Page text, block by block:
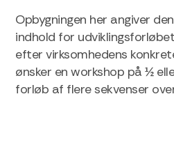
Opbygningen her angiver
indhold for
efter virksomhedens
ønsker en workshop på ½
forløb af flere sekvenser